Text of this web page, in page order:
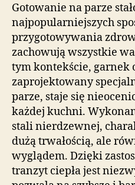
Gotowanie na parze
najpopularniejszych
przygotowywania
zachowują wszystkie
tym kontekście, garnek
zaprojektowany
parze, staje się
każdej kuchni.
stali nierdzewnej,
dużą trwałością, ale
wyglądem. Dzięki
tranzyt ciepła jest